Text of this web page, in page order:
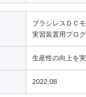
ブラシレスＤＣ
実習装置用プロ
生産性の向上を
2022.08